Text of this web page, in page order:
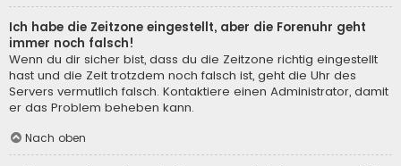
Ich habe die Zeitzone eingestellt, aber die Forenuhr geht
immer noch falsch!
Wenn du dir sicher bist, dass du die Zeitzone richtig eingestellt
hast und die Zeit trotzdem noch falsch ist, geht die Uhr des
Servers vermutlich falsch. Kontaktiere einen Administrator, damit
er das Problem beheben kann.
Nach oben